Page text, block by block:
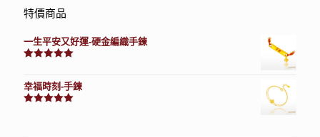
特價商品
一生平安又好運-硬金編織手鍊
幸福時刻-手鍊